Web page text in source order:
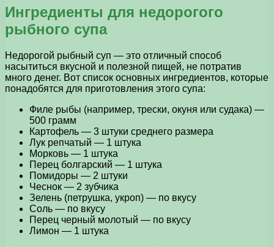
Ингредиенты для недорогого
рыбного супа
Недорогой рыбный суп — это отличный способ
насытиться вкусной и полезной пищей, не потратив
много денег. Вот список основных ингредиентов, которые
понадобятся для приготовления этого супа:
Филе рыбы (например, трески, окуня или судака) —
500 грамм
Картофель — 3 штуки среднего размера
Лук репчатый — 1 штука
Морковь — 1 штука
Перец болгарский — 1 штука
Помидоры — 2 штуки
Чеснок — 2 зубчика
Зелень (петрушка, укроп) — по вкусу
Соль — по вкусу
Перец черный молотый — по вкусу
Лимон — 1 штука